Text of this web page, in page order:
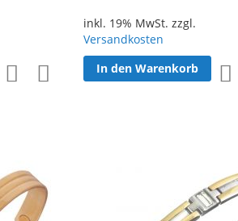
inkl. 19% MwSt. zzgl.
Versandkosten
In den Warenkorb